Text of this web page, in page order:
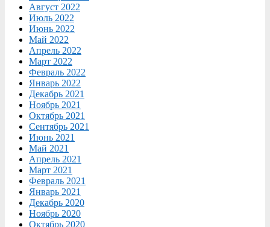
Август 2022
Июль 2022
Июнь 2022
Май 2022
Апрель 2022
Март 2022
Февраль 2022
Январь 2022
Декабрь 2021
Ноябрь 2021
Октябрь 2021
Сентябрь 2021
Июнь 2021
Май 2021
Апрель 2021
Март 2021
Февраль 2021
Январь 2021
Декабрь 2020
Ноябрь 2020
Октябрь 2020